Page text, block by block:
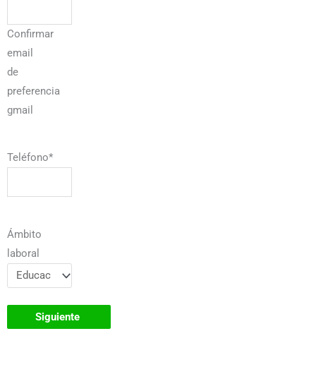
Confirmar
email
de
preferencia
gmail
Teléfono*
Ámbito
laboral